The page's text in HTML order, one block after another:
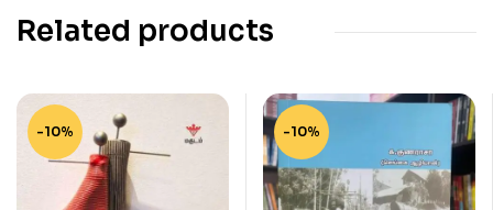
Related products
-10% -10%